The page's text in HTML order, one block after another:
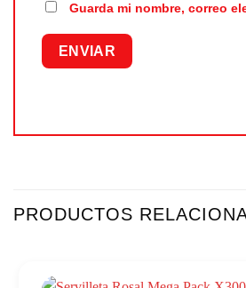
Guarda mi nombre, correo
PRODUCTOS